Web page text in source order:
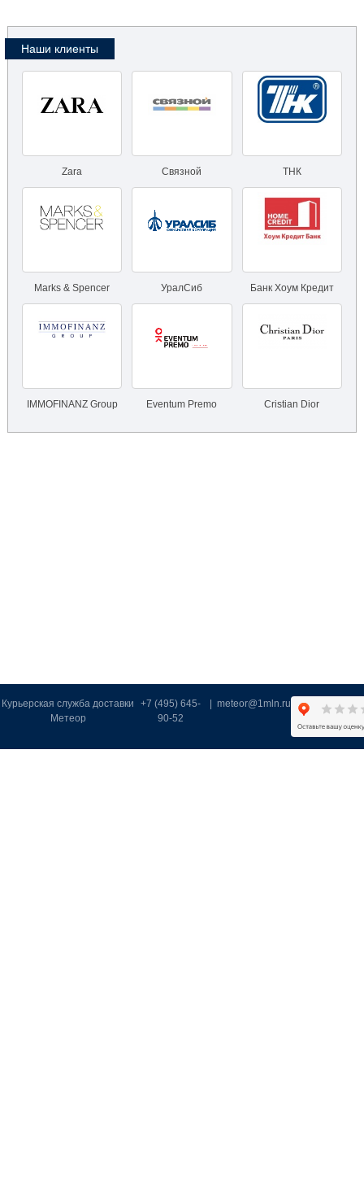
Наши клиенты
Zara Связной ТНК
Marks & Spencer УралСиб Банк Хоум Кредит
IMMOFINANZ Group Eventum Premo Cristian Dior
Курьерская служба доставки
Метеор
+7 (495) 645-
90-52
|meteor@1mln.ru